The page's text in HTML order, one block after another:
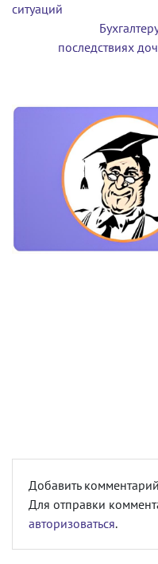
ситуаций
последствиях
Добавить комментарий
Для отправки
авторизоваться.